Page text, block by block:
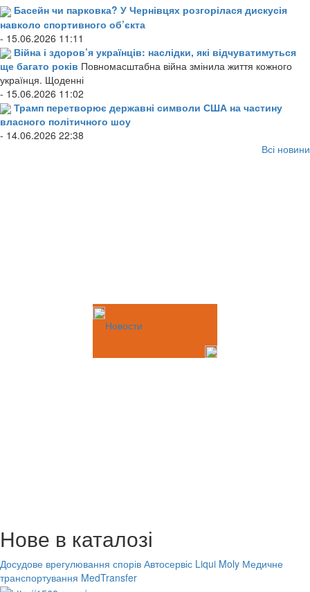
Басейн чи парковка? У Чернівцях розгорілася дискусія
навколо спортивного об’єкта
- 15.06.2026 11:11
Війна і здоров’я українців: наслідки, які відчуватимуться
ще багато років Повномасштабна війна змінила життя кожного
українця. Щоденні
- 15.06.2026 11:02
Трамп перетворює державні символи США на частину
власного політичного шоу
- 14.06.2026 22:38
Всі новини
Новости
Нове в каталозі
Досудове врегулювання спорів Автосервіс Liqui Moly Медичне
транспортування MedTransfer